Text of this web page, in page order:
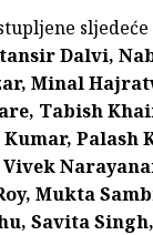
Dalvi,
Minal
Tabish
Palash
Mukta
Savita